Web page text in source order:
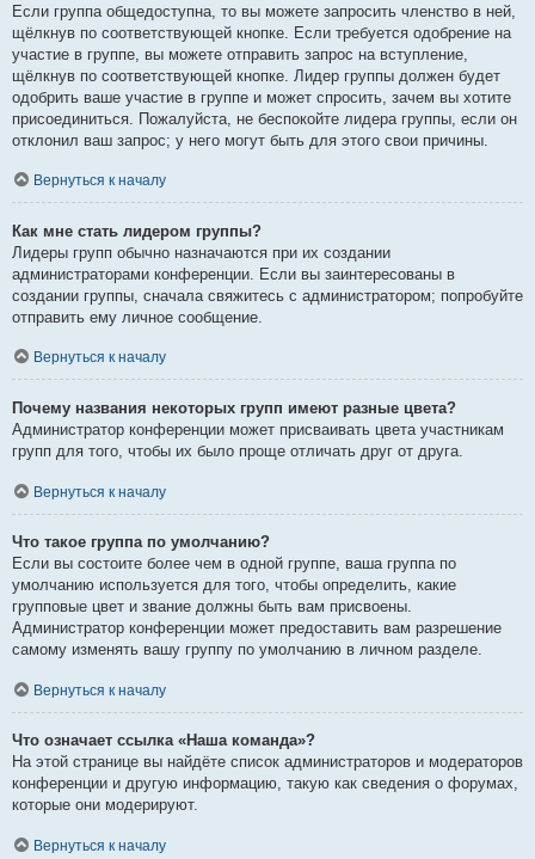
Если группа общедоступна, то вы можете запросить членство в ней,
щёлкнув по соответствующей кнопке. Если требуется одобрение на
участие в группе, вы можете отправить запрос на вступление,
щёлкнув по соответствующей кнопке. Лидер группы должен будет
одобрить ваше участие в группе и может спросить, зачем вы хотите
присоединиться. Пожалуйста, не беспокойте лидера группы, если он
отклонил ваш запрос; у него могут быть для этого свои причины.
Вернуться к началу
Как мне стать лидером группы?
Лидеры групп обычно назначаются при их создании
администраторами конференции. Если вы заинтересованы в
создании группы, сначала свяжитесь с администратором; попробуйте
отправить ему личное сообщение.
Вернуться к началу
Почему названия некоторых групп имеют разные цвета?
Администратор конференции может присваивать цвета участникам
групп для того, чтобы их было проще отличать друг от друга.
Вернуться к началу
Что такое группа по умолчанию?
Если вы состоите более чем в одной группе, ваша группа по
умолчанию используется для того, чтобы определить, какие
групповые цвет и звание должны быть вам присвоены.
Администратор конференции может предоставить вам разрешение
самому изменять вашу группу по умолчанию в личном разделе.
Вернуться к началу
Что означает ссылка «Наша команда»?
На этой странице вы найдёте список администраторов и модераторов
конференции и другую информацию, такую как сведения о форумах,
которые они модерируют.
Вернуться к началу